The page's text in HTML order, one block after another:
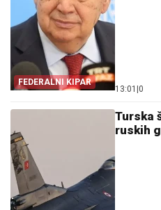
FEDERALNI KIPAR
13:01 0
Turska
ruskih